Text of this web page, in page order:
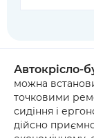
Автокрісло-
можна
точковими
сидіння і
дійсно